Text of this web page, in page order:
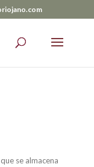
se almacena